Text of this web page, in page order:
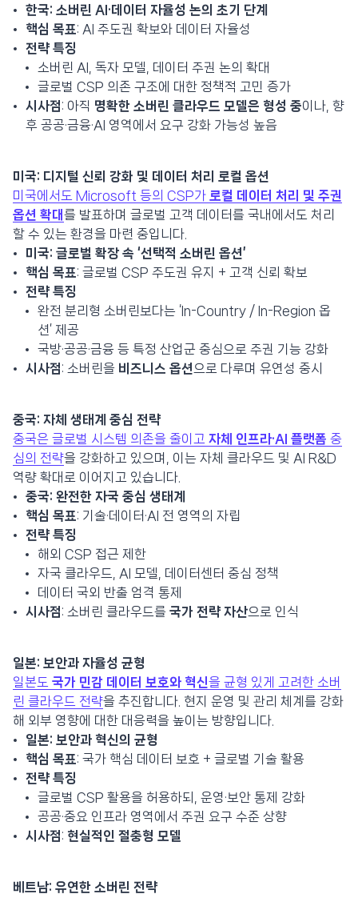
한국: 소버린 AI·데이터 자율성 논의 초기 단계
핵심 목표: AI 주도권 확보와 데이터 자율성
전략 특징
소버린 AI, 독자 모델, 데이터 주권 논의 확대
글로벌 CSP 의존 구조에 대한 정책적 고민 증가
시사점: 아직 명확한 소버린 클라우드 모델은 형성 중이나, 향
후 공공·금융·AI 영역에서 요구 강화 가능성 높음
미국: 디지털 신뢰 강화 및 데이터 처리 로컬 옵션
미국에서도 Microsoft 등의 CSP가 로컬 데이터 처리 및 주권
옵션 확대 를 발표하며 글로벌 고객 데이터를 국내에서도 처리
할 수 있는 환경을 마련 중입니다.
미국: 글로벌 확장 속 ‘선택적 소버린 옵션’
핵심 목표: 글로벌 CSP 주도권 유지 + 고객 신뢰 확보
전략 특징
완전 분리형 소버린보다는 ‘In-Country / In-Region 옵
션’ 제공
국방·공공·금융 등 특정 산업군 중심으로 주권 기능 강화
시사점: 소버린을 비즈니스 옵션 으로 다루며 유연성 중시
중국: 자체 생태계 중심 전략
중국은 글로벌 시스템 의존을 줄이고 자체 인프라·AI 플랫폼 중
심의 전략을 강화하고 있으며, 이는 자체 클라우드 및 AI R&D
역량 확대로 이어지고 있습니다.
중국: 완전한 자국 중심 생태계
핵심 목표: 기술·데이터·AI 전 영역의 자립
전략 특징
해외 CSP 접근 제한
자국 클라우드, AI 모델, 데이터센터 중심 정책
데이터 국외 반출 엄격 통제
시사점: 소버린 클라우드를 국가 전략 자산으로 인식
일본: 보안과 자율성 균형
일본도 국가 민감 데이터 보호와 혁신을 균형 있게 고려한 소버
린 클라우드 전략을 추진합니다. 현지 운영 및 관리 체계를 강화
해 외부 영향에 대한 대응력을 높이는 방향입니다.
일본: 보안과 혁신의 균형
핵심 목표: 국가 핵심 데이터 보호 + 글로벌 기술 활용
전략 특징
글로벌 CSP 활용을 허용하되, 운영·보안 통제 강화
공공·중요 인프라 영역에서 주권 요구 수준 상향
시사점: 현실적인 절충형 모델
베트남: 유연한 소버린 전략